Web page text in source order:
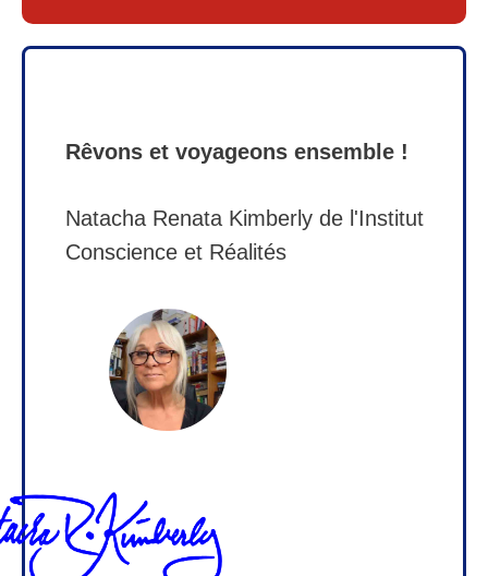
Rêvons et voyageons ensemble !
Natacha Renata Kimberly de l'Institut
Conscience et Réalités